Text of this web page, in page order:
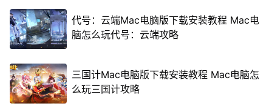
代号：云端Mac电脑版下载安装教程 Mac电
脑怎么玩代号：云端攻略
三国计Mac电脑版下载安装教程 Mac电脑怎
么玩三国计攻略